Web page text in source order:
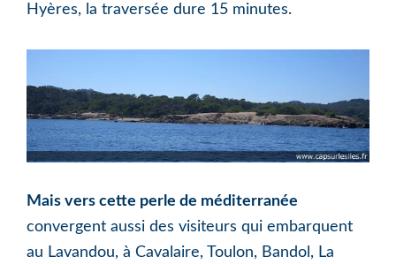
Hyères, la traversée dure 15 minutes.
Mais vers cette perle de méditerranée
convergent aussi des visiteurs qui embarquent
au Lavandou, à Cavalaire, Toulon, Bandol, La